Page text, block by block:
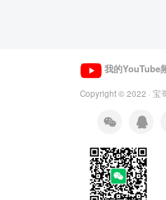
我的YouTube
Copyright © 2022 · 宝